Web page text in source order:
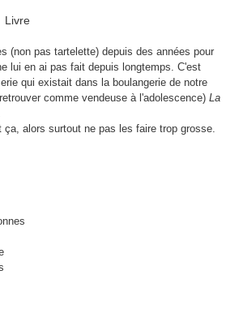
(non pas tartelette) depuis des années pour
lui en ai pas fait depuis longtemps. C'est
qui existait dans la boulangerie de notre
comme vendeuse à l'adolescence) La
ça, alors surtout ne pas les faire trop grosse.